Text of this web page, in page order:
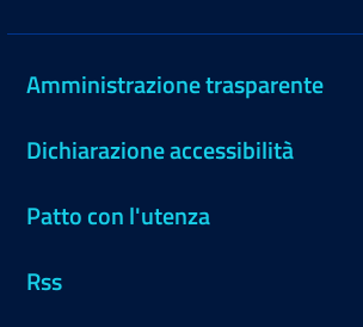
Amministrazione trasparente
Dichiarazione accessibilità
Patto con l'utenza
Rss